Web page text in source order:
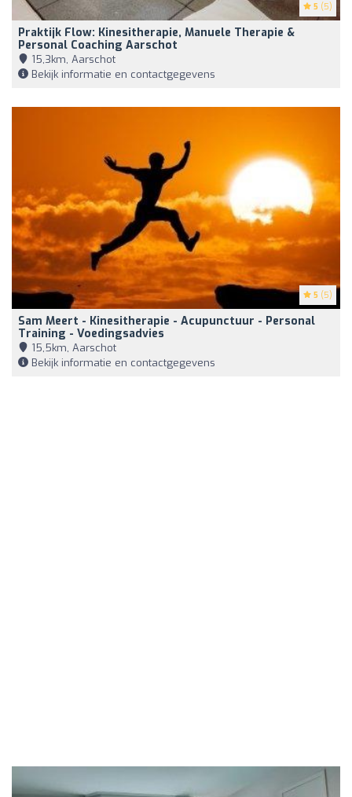
5 (5)
Praktijk Flow: Kinesitherapie, Manuele Therapie &
Personal Coaching Aarschot
15,3km, Aarschot
Bekijk informatie en contactgegevens
5 (5)
Sam Meert - Kinesitherapie - Acupunctuur - Personal
Training - Voedingsadvies
15,5km, Aarschot
Bekijk informatie en contactgegevens